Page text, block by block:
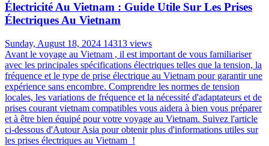
Électricité Au Vietnam : Guide Utile Sur Les Prises
Électriques Au Vietnam
Sunday, August 18, 2024 14313 views
Avant le voyage au Vietnam , il est important de vous familiariser
avec les principales spécifications électriques telles que la tension, la
fréquence et le type de prise électrique au Vietnam pour garantir une
expérience sans encombre. Comprendre les normes de tension
locales, les variations de fréquence et la nécessité d'adaptateurs et de
prises courant vietnam compatibles vous aidera à bien vous préparer
et à être bien équipé pour votre voyage au Vietnam. Suivez l'article
ci-dessous d'Autour Asia pour obtenir plus d'informations utiles sur
les prises électriques au Vietnam !